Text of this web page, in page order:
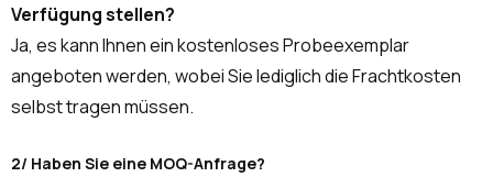
Verfügung stellen?
Ja, es kann Ihnen ein kostenloses Probeexemplar
angeboten werden, wobei Sie lediglich die Frachtkosten
selbst tragen müssen.
2/ Haben Sie eine MOQ-Anfrage?